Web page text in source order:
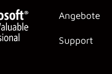
Angebote
Support